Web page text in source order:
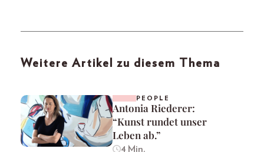
Weitere Artikel zu diesem Thema
PEOPLE
Antonia Riederer:
“Kunst rundet unser
Leben ab.”
4 Min.